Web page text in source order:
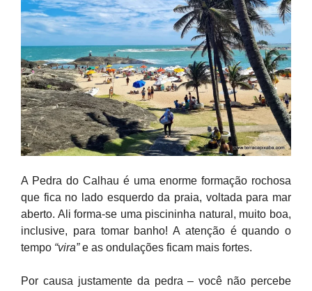
A Pedra do Calhau é uma enorme formação rochosa
que fica no lado esquerdo da praia, voltada para mar
aberto. Ali forma-se uma piscininha natural, muito boa,
inclusive, para tomar banho! A atenção é quando o
tempo “vira”e as ondulações ficam mais fortes.
Por causa justamente da pedra – você não percebe